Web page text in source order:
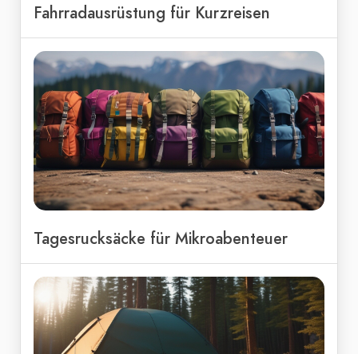
Fahrradausrüstung für Kurzreisen
Tagesrucksäcke für Mikroabenteuer